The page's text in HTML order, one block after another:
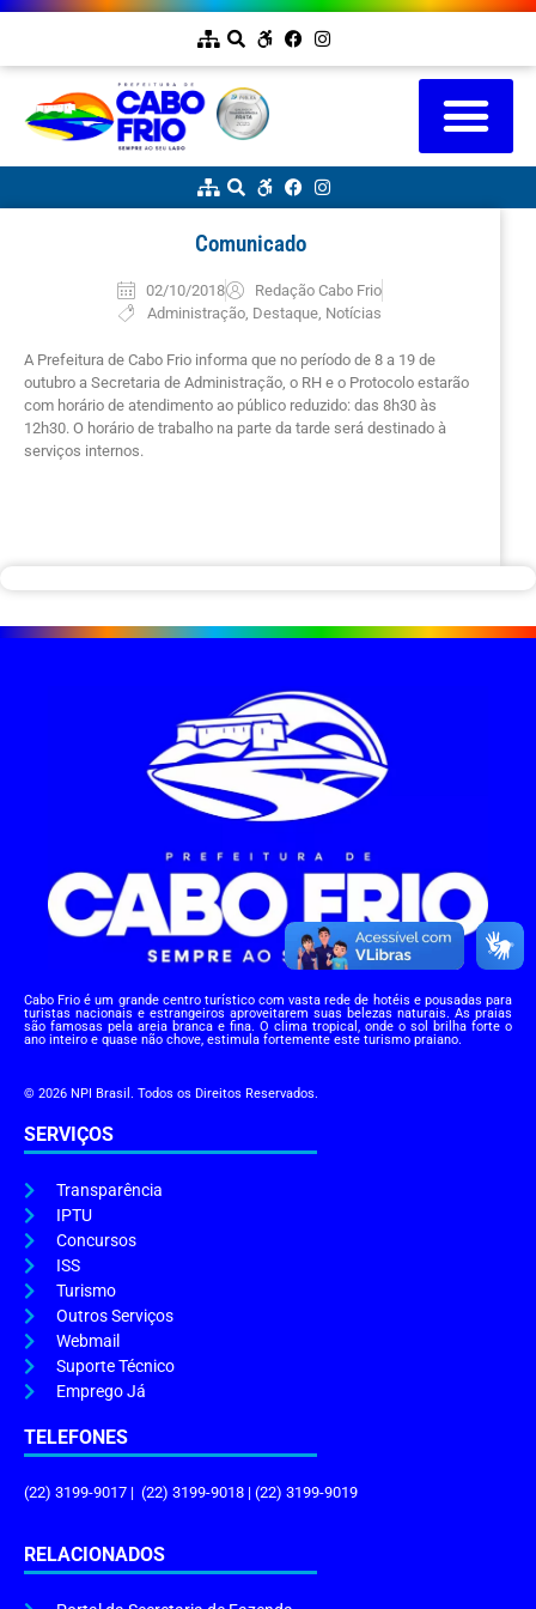
Comunicado
02/10/2018
Redação Cabo Frio
Administração, Destaque, Notícias
A Prefeitura de Cabo Frio informa que no período de 8 a 19 de
outubro a Secretaria de Administração, o RH e o Protocolo estarão
com horário de atendimento ao público reduzido: das 8h30 às
12h30. O horário de trabalho na parte da tarde será destinado à
serviços internos.
Cabo Frio é um grande centro turístico com vasta rede de hotéis e pousadas para
turistas nacionais e estrangeiros aproveitarem suas belezas naturais. As praias
são famosas pela areia branca e fina. O clima tropical, onde o sol brilha forte o
ano inteiro e quase não chove, estimula fortemente este turismo praiano.
© 2026 NPI Brasil. Todos os Direitos Reservados.
SERVIÇOS
Transparência
IPTU
Concursos
ISS
Turismo
Outros Serviços
Webmail
Suporte Técnico
Emprego Já
TELEFONES
(22) 3199-9017 | (22) 3199-9018 | (22) 3199-9019
RELACIONADOS